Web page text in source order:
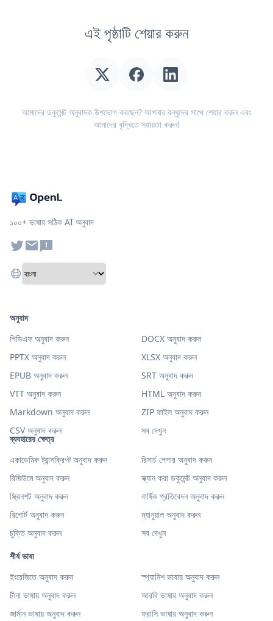
এই পৃষ্ঠাটি শেয়ার করুন
আমাদের ডকুমেন্ট অনুবাদক উপভোগ করছেন? আপনার বন্ধুদের সাথে শেয়ার করুন এবং
আমাদের বৃদ্ধিতে সহায়তা করুন!
১০০+ ভাষায় সঠিক AI অনুবাদ
ব্যবহারের ক্ষেত্র
একাডেমিক ট্রান্সক্রিপ্ট অনুবাদ করুন
রিসার্চ পেপার অনুবাদ করুন
রিজিউমে অনুবাদ করুন
স্ক্যান করা ডকুমেন্ট অনুবাদ করুন
স্ক্রিনশট অনুবাদ করুন
বার্ষিক প্রতিবেদন অনুবাদ করুন
রিপোর্ট অনুবাদ করুন
ম্যানুয়াল অনুবাদ করুন
চুক্তি অনুবাদ করুন
সব দেখুন
শীর্ষ ভাষা
ইংরেজিতে অনুবাদ করুন
স্প্যানিশ ভাষায় অনুবাদ করুন
চীনা ভাষায় অনুবাদ করুন
আরবি ভাষায় অনুবাদ করুন
জার্মান ভাষায় অনুবাদ করুন
ফরাসি ভাষায় অনুবাদ করুন
অনুবাদ
পিডিএফ অনুবাদ করুন
DOCX অনুবাদ করুন
PPTX অনুবাদ করুন
XLSX অনুবাদ করুন
EPUB অনুবাদ করুন
SRT অনুবাদ করুন
VTT অনুবাদ করুন
HTML অনুবাদ করুন
Markdown অনুবাদ করুন
ZIP ফাইল অনুবাদ করুন
CSV অনুবাদ করুন
সব দেখুন